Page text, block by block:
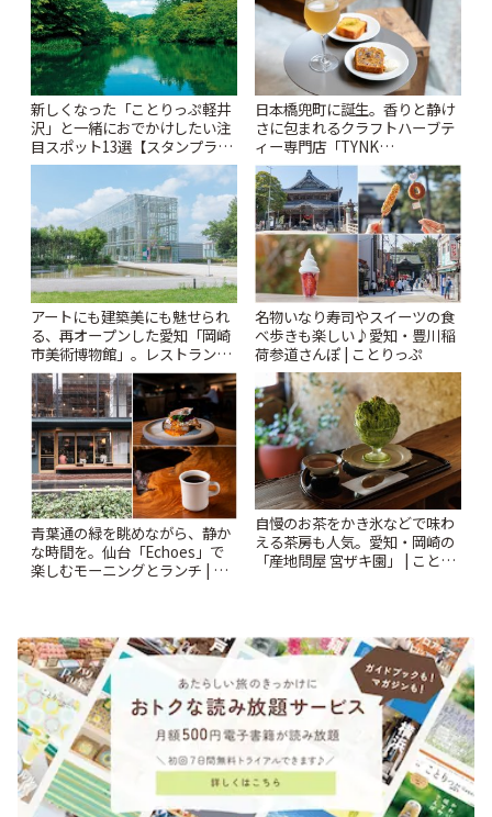
新しくなった「ことりっぷ軽井
沢」と一緒におでかけしたい注
目スポット13選【スタンプラリ
ー開催中】 | ことりっぷ
日本橋兜町に誕生。香りと静け
さに包まれるクラフトハーブテ
ィー専門店「TYNK
Kabutocho」 | ことりっぷ
アートにも建築美にも魅せられ
る、再オープンした愛知「岡崎
市美術博物館」。レストランや
ショップも充実 | ことりっぷ
名物いなり寿司やスイーツの食
べ歩きも楽しい♪愛知・豊川稲
荷参道さんぽ | ことりっぷ
青葉通の緑を眺めながら、静か
な時間を。仙台「Echoes」で
楽しむモーニングとランチ | こ
自慢のお茶をかき氷などで味わ
える茶房も人気。愛知・岡崎の
「産地問屋 宮ザキ園」 | ことり